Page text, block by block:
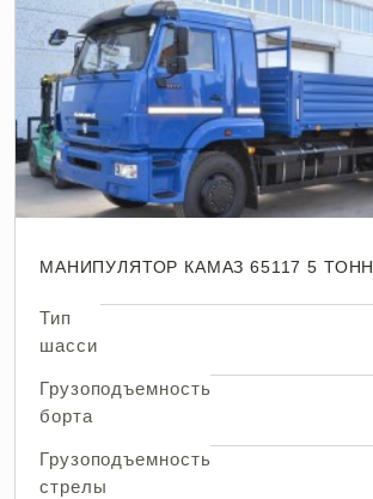
МАНИПУЛЯТОР КАМАЗ 65117 5 ТОНН
Тип
шасси
Грузоподъемность
борта
Грузоподъемность
стрелы